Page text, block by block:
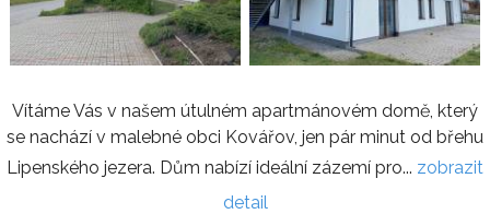
Vítáme Vás v našem útulném apartmánovém domě, který
se nachází v malebné obci Kovářov, jen pár minut od břehu
Lipenského jezera. Dům nabízí ideální zázemí pro... zobrazit
detail